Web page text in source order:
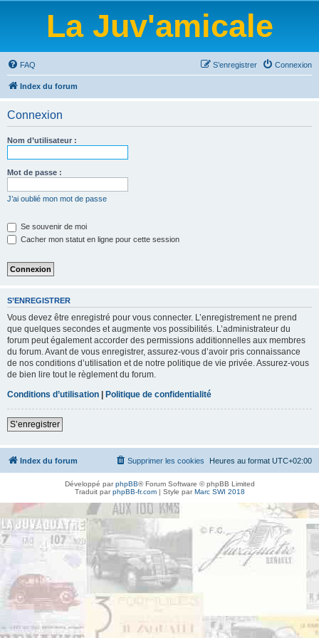
La Juv'amicale
FAQ Connexion
S’enregistrer
Index du forum
Connexion
Nom d’utilisateur :
Mot de passe :
J’ai oublié mon mot de passe
Se souvenir de moi
Cacher mon statut en ligne pour cette session
S’ENREGISTRER
Vous devez être enregistré pour vous connecter. L’enregistrement ne prend
que quelques secondes et augmente vos possibilités. L’administrateur du
forum peut également accorder des permissions additionnelles aux membres
du forum. Avant de vous enregistrer, assurez-vous d’avoir pris connaissance
de nos conditions d’utilisation et de notre politique de vie privée. Assurez-vous
de bien lire tout le règlement du forum.
Conditions d’utilisation | Politique de confidentialité
S’enregistrer
Index du forum Heures au format UTC+02:00
Supprimer les cookies
Développé parphpBB® Forum Software © phpBB Limited
Traduit parphpBB-fr.com| Style parMarc SWI 2018